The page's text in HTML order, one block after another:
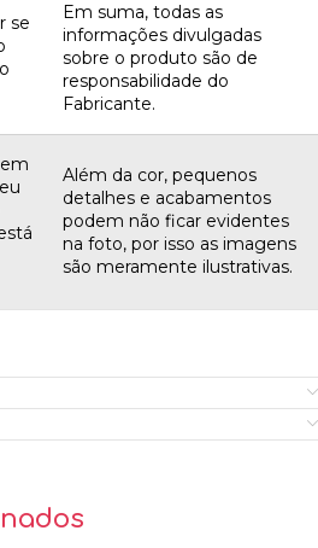
se
Em suma, todas as
informações divulgadas
sobre o produto são de
responsabilidade do
Fabricante.
Além da cor, pequenos
detalhes e acabamentos
podem não ficar evidentes
na foto, por isso as imagens
são meramente ilustrativas.